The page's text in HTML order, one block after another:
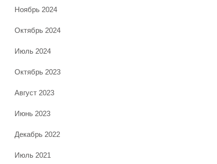
Ноябрь 2024
Октябрь 2024
Июль 2024
Октябрь 2023
Август 2023
Июнь 2023
Декабрь 2022
Июль 2021